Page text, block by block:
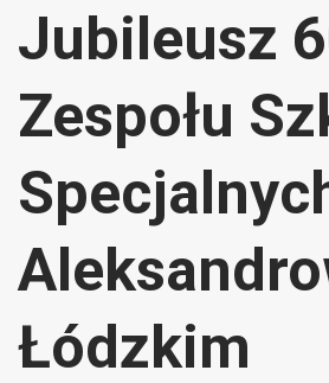
Jubileusz
Zespołu
Łódzkim